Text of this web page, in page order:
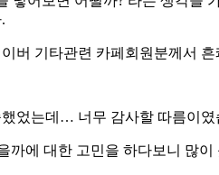
버 기타관련 카페회원분께서
었는데… 너무 감사할 따름이였
까에 대한 고민을 하다보니 많이